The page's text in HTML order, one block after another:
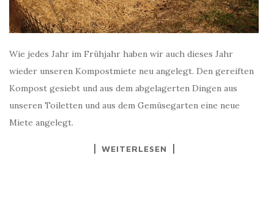
Wie jedes Jahr im Frühjahr haben wir auch dieses Jahr
wieder unseren Kompostmiete neu angelegt. Den gereiften
Kompost gesiebt und aus dem abgelagerten Dingen aus
unseren Toiletten und aus dem Gemüsegarten eine neue
Miete angelegt.
WEITERLESEN